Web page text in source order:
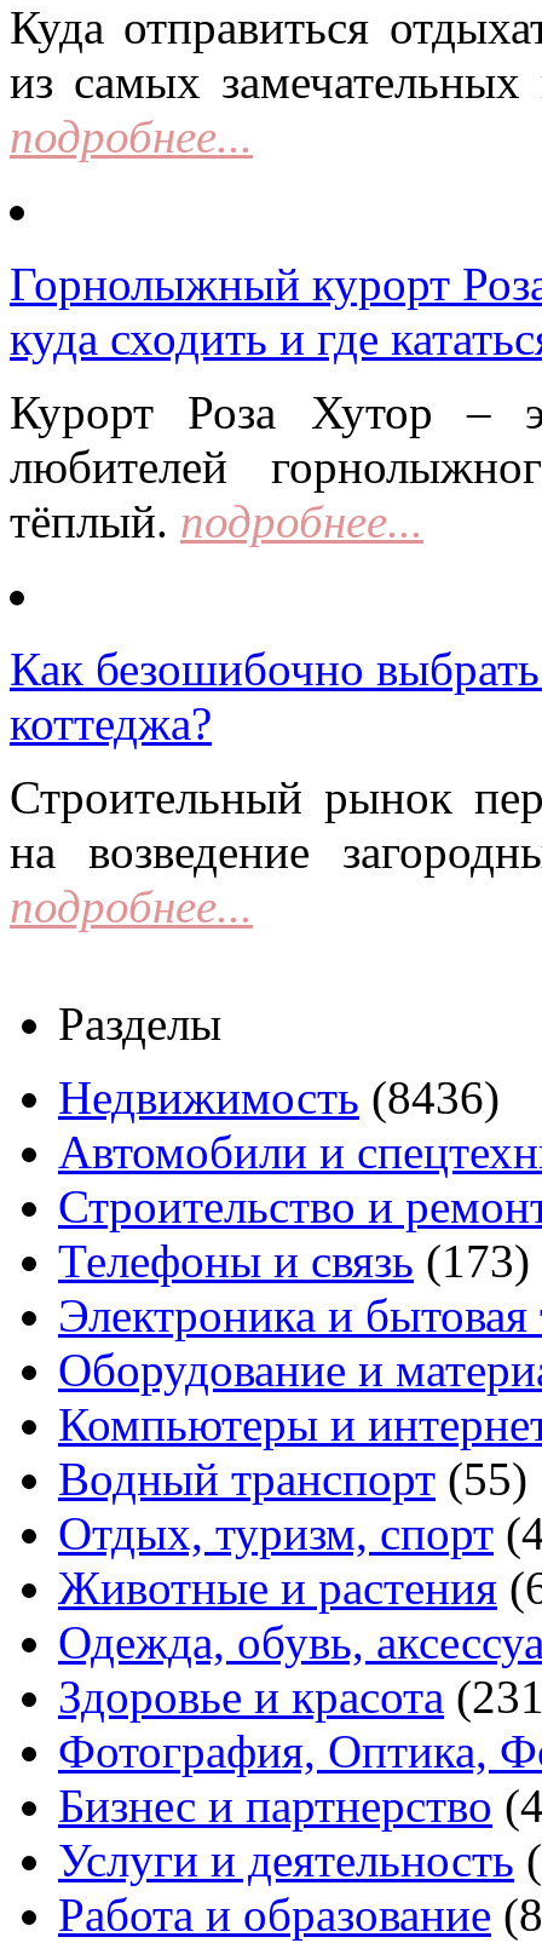
Куда отправиться
из самых замечательных
подробнее...
Горнолыжный курорт
куда сходить и где
Курорт Роза Хутор –
любителей
тёплый. подробнее...
Как безошибочно
коттеджа?
Строительный рынок
на возведение
подробнее...
Разделы
Недвижимость (8436)
Автомобили и
Строительство и
Телефоны и связь (173)
Электроника и бытовая
Оборудование и
Компьютеры и
Водный транспорт (55)
Отдых, туризм, спорт
Животные и растения
Одежда, обувь,
Здоровье и красота
Фотография, Оптика,
Бизнес и партнерство
Услуги и деятельность
Работа и образование